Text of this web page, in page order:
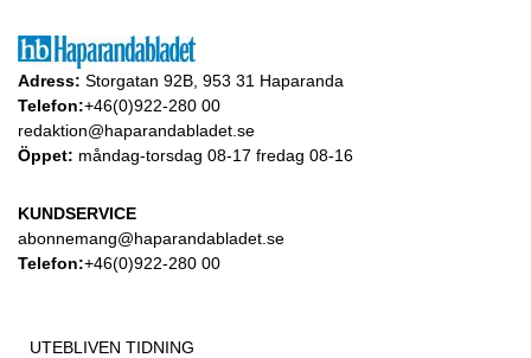
Adress: Storgatan 92B, 953 31 Haparanda
Telefon:+46(0)922-280 00
redaktion@haparandabladet.se
Öppet: måndag-torsdag 08-17 fredag 08-16
KUNDSERVICE
abonnemang@haparandabladet.se
Telefon:+46(0)922-280 00
UTEBLIVEN TIDNING